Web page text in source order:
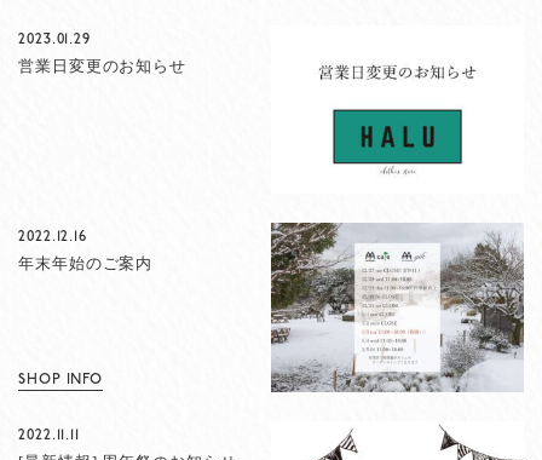
2023.01.29
営業日変更のお知らせ
2022.12.16
年末年始のご案内
SHOP INFO
2022.11.11